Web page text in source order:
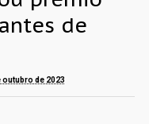
de
de 2023